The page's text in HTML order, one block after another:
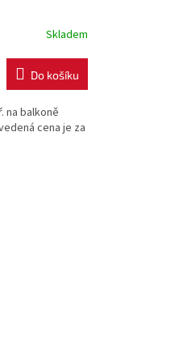
Skladem
Do košíku
na balkoně
cena je za